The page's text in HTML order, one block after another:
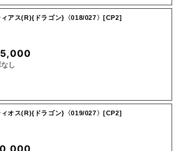
ィアス(R){ドラゴン}〈018/027〉[CP2]
し
ィオス(R){ドラゴン}〈019/027〉[CP2]